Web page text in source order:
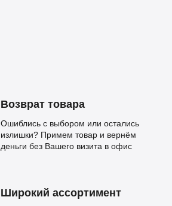
Возврат товара
Ошиблись с выбором или остались
излишки? Примем товар и вернём
деньги без Вашего визита в офис
Широкий ассортимент